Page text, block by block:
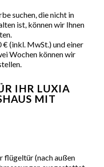
suchen, die nicht in
ist, können wir Ihnen
€ (inkl. MwSt.) und einer
Wochen können wir
IHR LUXIA
MIT
flügeltür (nach außen